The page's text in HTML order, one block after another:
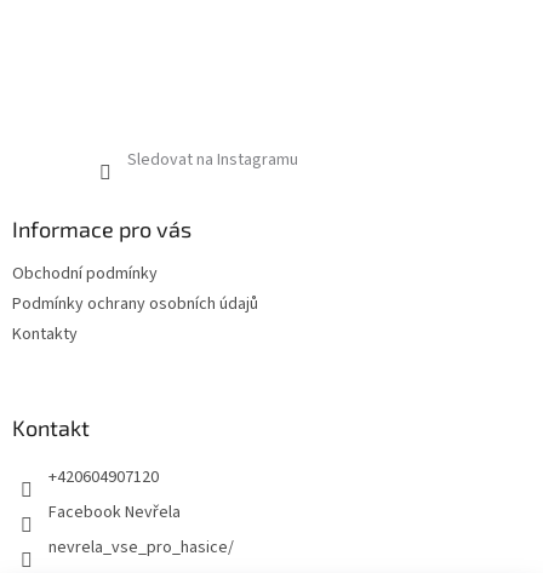
Sledovat na Instagramu
Informace pro vás
Obchodní podmínky
Podmínky ochrany osobních údajů
Kontakty
Kontakt
+420604907120
Facebook Nevřela
nevrela_vse_pro_hasice/